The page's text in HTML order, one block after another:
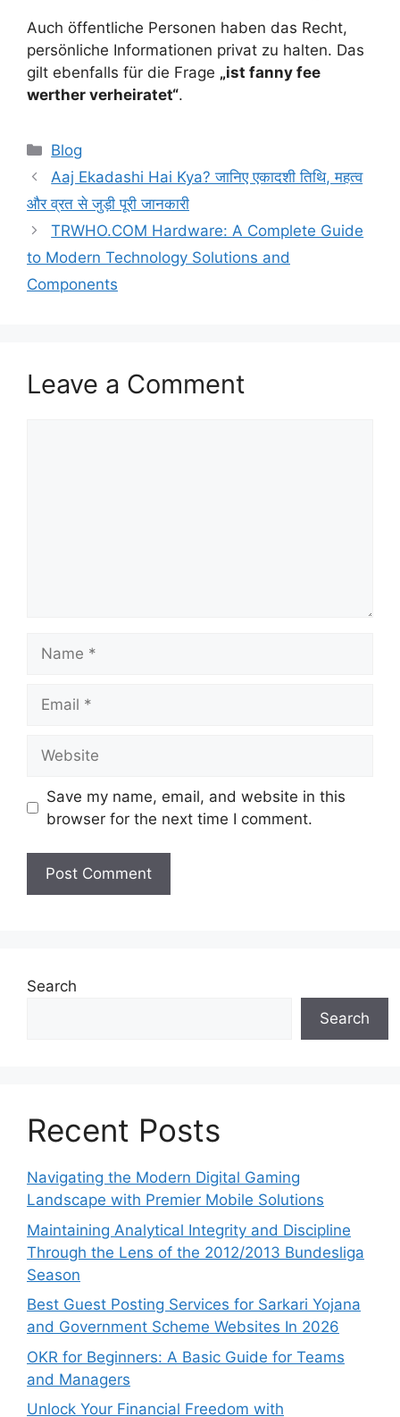
Auch öffentliche Personen haben das Recht,
persönliche Informationen privat zu halten. Das
gilt ebenfalls für die Frage „ist fanny fee
werther verheiratet“.
Categories
Blog
Aaj Ekadashi Hai Kya? जानिए एकादशी तिथि, महत्व
और व्रत से जुड़ी पूरी जानकारी
TRWHO.COM Hardware: A Complete Guide
to Modern Technology Solutions and
Components
Leave a Comment
Save my name, email, and website in this
browser for the next time I comment.
Search
Search
Recent Posts
Navigating the Modern Digital Gaming
Landscape with Premier Mobile Solutions
Maintaining Analytical Integrity and Discipline
Through the Lens of the 2012/2013 Bundesliga
Season
Best Guest Posting Services for Sarkari Yojana
and Government Scheme Websites In 2026
OKR for Beginners: A Basic Guide for Teams
and Managers
Unlock Your Financial Freedom with